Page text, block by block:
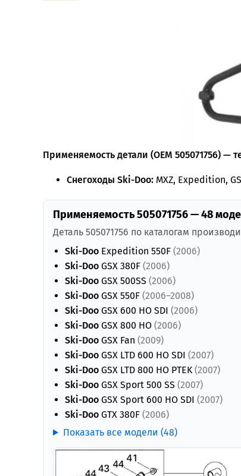
Применяемость детали (OEM 505071756) —
Снегоходы Ski-Doo: MXZ, Expedition,
Применяемость 505071756 — 48
Деталь 505071756 по каталогам
Ski-Doo Expedition 550F (2006)
Ski-Doo GSX 380F (2006)
Ski-Doo GSX 500SS (2006)
Ski-Doo GSX 550F (2006–2008)
Ski-Doo GSX 600 HO SDI (2006)
Ski-Doo GSX 800 HO (2006)
Ski-Doo GSX Fan (2009)
Ski-Doo GSX LTD 600 HO SDI (2007)
Ski-Doo GSX LTD 800 HO PTEK(2007)
Ski-Doo GSX Sport 500 SS (2007)
Ski-Doo GSX Sport 600 HO SDI (2007)
Ski-Doo GTX 380F (2006)
Показать все модели (48)